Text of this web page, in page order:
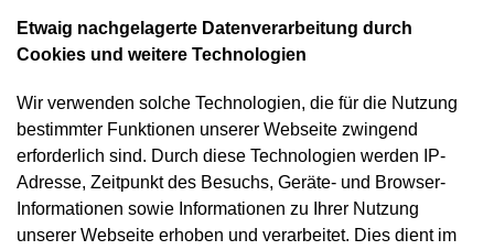
Etwaig nachgelagerte Datenverarbeitung durch
Cookies und weitere Technologien
Wir verwenden solche Technologien, die für die Nutzung
bestimmter Funktionen unserer Webseite zwingend
erforderlich sind. Durch diese Technologien werden IP-
Adresse, Zeitpunkt des Besuchs, Geräte- und Browser-
Informationen sowie Informationen zu Ihrer Nutzung
unserer Webseite erhoben und verarbeitet. Dies dient im